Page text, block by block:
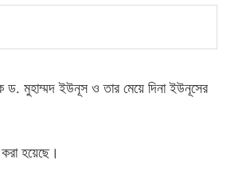
ড. মুহাম্মদ ইউনূস ও তার মেয়ে দিনা ইউনূসের
হয়েছে।